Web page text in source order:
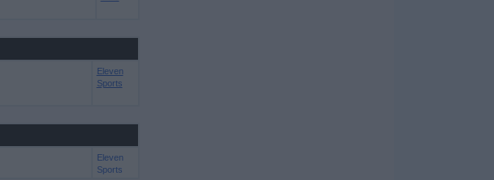
Eleven
Sports
Eleven
Sports